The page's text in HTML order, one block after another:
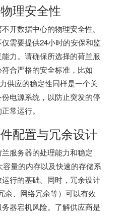
理安全性
开数据中心的物理安全性。
需要提供24小时的安保和监
力。请确保所选择的荷兰服
合严格的安全标准，比如
供应的稳定性同样是一个关
电源系统，以防止突发的停
常运行。
配置与冗余设计
服务器的处理能力和稳定
量的内存以及快速的存储系
行的基础。同时，冗余设计
余、网络冗余等）可以有效
器宕机风险。了解供应商是